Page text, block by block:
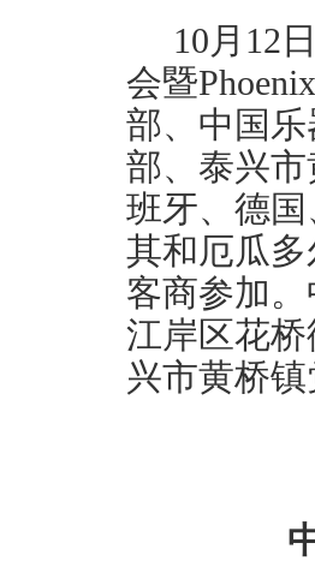
10月12
会暨
部、中国
部、泰兴
班牙、德
其和厄瓜
客商参加
江岸区花
兴市黄桥